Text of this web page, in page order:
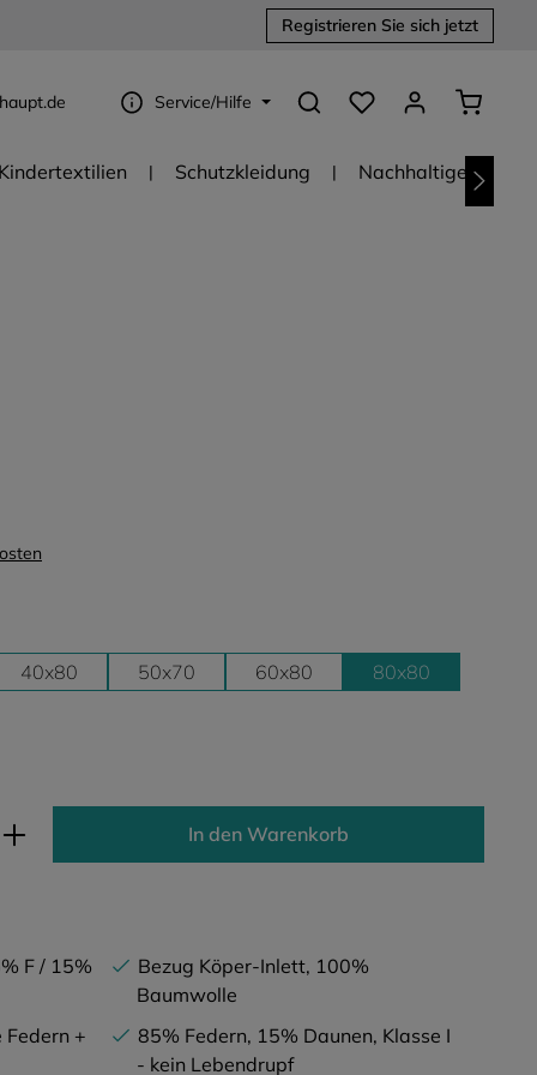
Registrieren Sie sich jetzt
Service/Hilfe
Du hast 0 Produkte
Kindertextilien Schutzkleidung Nachhaltige
40x80 50x70 60x80 80x80
den gewünschten Wert ein oder
In den Warenkorb
F / 15%
Bezug Köper-Inlett, 100%
Baumwolle
+
85% Federn, 15% Daunen, Klasse I
- kein Lebendrupf